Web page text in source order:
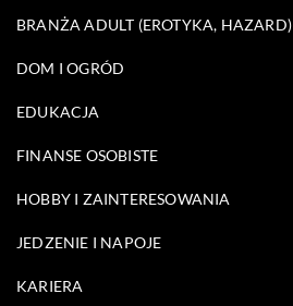
BRANŻA ADULT (EROTYKA, HAZARD)
DOM I OGRÓD
EDUKACJA
FINANSE OSOBISTE
HOBBY I ZAINTERESOWANIA
JEDZENIE I NAPOJE
KARIERA